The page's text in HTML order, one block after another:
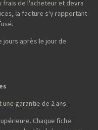
frais de l'acheteur et devra
la facture s'y rapportant
jours après le jour de
garantie de 2 ans.
Chaque fiche